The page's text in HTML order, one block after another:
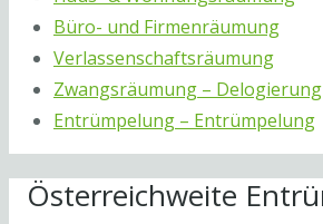
Büro- und Firmenräumung
Verlassenschaftsräumung
Zwangsräumung – Delogierung
Entrümpelung – Entrümpelung
Österreichweite